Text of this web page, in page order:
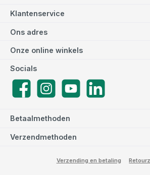
Klantenservice
Betaalmethoden
Verzendmethoden
Ons adres
Socials
FacebookInstagramYouTube
Onze online winkels
Verzending en betaling